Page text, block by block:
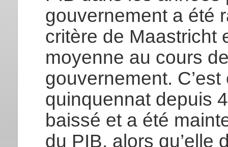
gouvernement a été
critère de Maastricht
moyenne au cours
gouvernement.
quinquennat depuis
baissé et a été
du PIB, alors qu’elle